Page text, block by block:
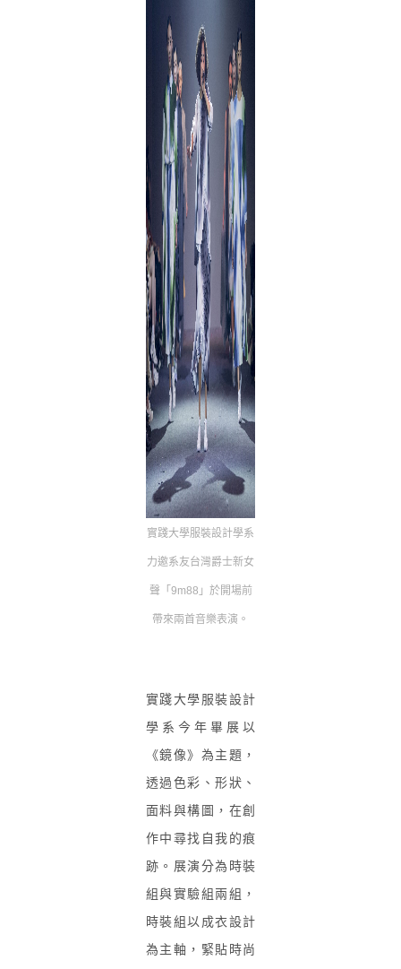
實踐大學服裝設計學系
力邀系友台灣爵士新女
聲「9m88」 於開場前
帶來兩首音樂表演。
實踐大學服裝設計
學系今年畢展以
《鏡像》為主題，
透過色彩、形狀、
面料與構圖，在創
作中尋找自我的痕
跡。展演分為時裝
組與實驗組兩組，
時裝組以成衣設計
為主軸，緊貼時尚